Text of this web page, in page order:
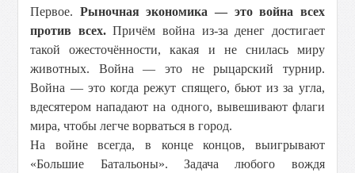
Первое. Рыночная экономика — это война всех
против всех.Причём война из-за денег достигает
такой ожесточённости, какая и не снилась миру
животных. Война — это не рыцарский турнир.
Война — это когда режут спящего, бьют из за угла,
вдесятером нападают на одного, вывешивают флаги
мира, чтобы легче ворваться в город.
На войне всегда, в конце концов, выигрывают
«Большие Батальоны». Задача любого вождя